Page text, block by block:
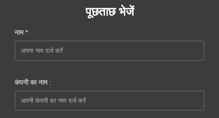
पूछताछ भेजें
नाम *
कंपनी का नाम :